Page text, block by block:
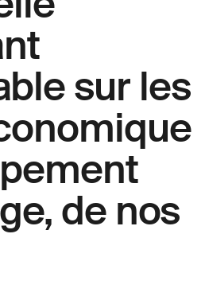
sur les
de nos